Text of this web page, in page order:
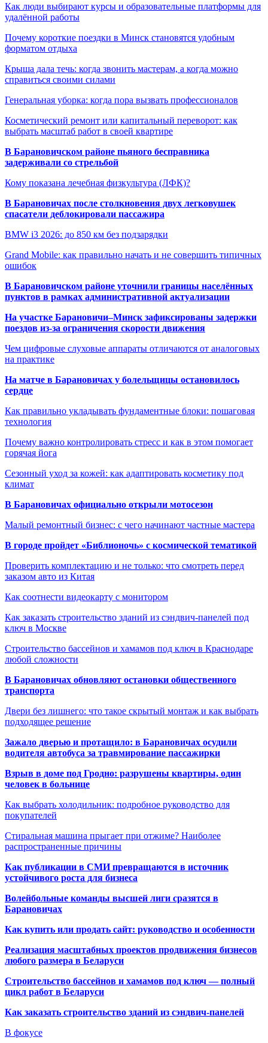
Как люди выбирают курсы и образовательные платформы для
удалённой работы
Почему короткие поездки в Минск становятся удобным
форматом отдыха
Крыша дала течь: когда звонить мастерам, а когда можно
справиться своими силами
Генеральная уборка: когда пора вызвать профессионалов
Косметический ремонт или капитальный переворот: как
выбрать масштаб работ в своей квартире
В Барановичском районе пьяного бесправника
задерживали со стрельбой
Кому показана лечебная физкультура (ЛФК)?
В Барановичах после столкновения двух легковушек
спасатели деблокировали пассажира
BMW i3 2026: до 850 км без подзарядки
Grand Mobile: как правильно начать и не совершить типичных
ошибок
В Барановичском районе уточнили границы населённых
пунктов в рамках административной актуализации
На участке Барановичи–Минск зафиксированы задержки
поездов из-за ограничения скорости движения
Чем цифровые слуховые аппараты отличаются от аналоговых
на практике
На матче в Барановичах у болельщицы остановилось
сердце
Как правильно укладывать фундаментные блоки: пошаговая
технология
Почему важно контролировать стресс и как в этом помогает
горячая йога
Сезонный уход за кожей: как адаптировать косметику под
климат
В Барановичах официально открыли мотосезон
Малый ремонтный бизнес: с чего начинают частные мастера
В городе пройдет «Библионочь» с космической тематикой
Проверить комплектацию и не только: что смотреть перед
заказом авто из Китая
Как соотнести видеокарту с монитором
Как заказать строительство зданий из сэндвич-панелей под
ключ в Москве
Строительство бассейнов и хамамов под ключ в Краснодаре
любой сложности
В Барановичах обновляют остановки общественного
транспорта
Двери без лишнего: что такое скрытый монтаж и как выбрать
подходящее решение
Зажало дверью и протащило: в Барановичах осудили
водителя автобуса за травмирование пассажирки
Взрыв в доме под Гродно: разрушены квартиры, один
человек в больнице
Как выбрать холодильник: подробное руководство для
покупателей
Стиральная машина прыгает при отжиме? Наиболее
распространенные причины
Как публикации в СМИ превращаются в источник
устойчивого роста для бизнеса
Волейбольные команды высшей лиги сразятся в
Барановичах
Как купить или продать сайт: руководство и особенности
Реализация масштабных проектов продвижения бизнесов
любого размера в Беларуси
Строительство бассейнов и хамамов под ключ — полный
цикл работ в Беларуси
Как заказать строительство зданий из сэндвич-панелей
В фокусе